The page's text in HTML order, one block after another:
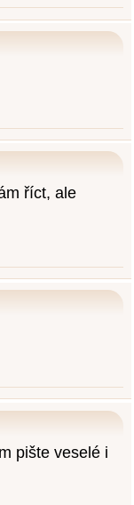
říct, ale
pište veselé i